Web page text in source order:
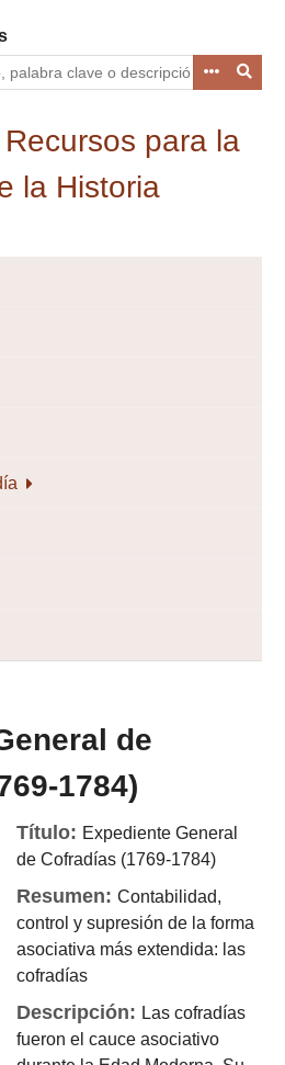
de
1784)
Título: Expediente General
de Cofradías (1769-1784)
Resumen:Contabilidad,
control y supresión de la forma
asociativa más extendida: las
cofradías
Descripción: Las cofradías
fueron el cauce asociativo